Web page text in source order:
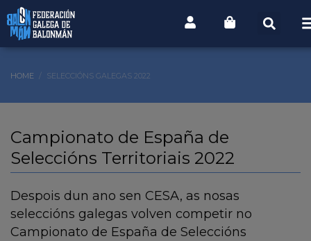
HOME SELECCIÓNS GALEGAS 2022
Campionato de España de
Seleccións Territoriais 2022
Despois dun ano sen CESA, as nosas
seleccións galegas volven competir no
Campionato de España de Seleccións